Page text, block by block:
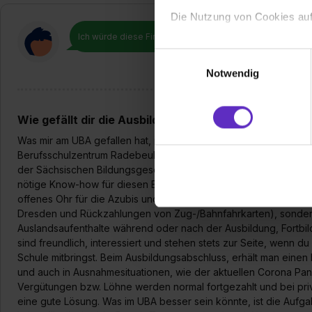
Die Nutzung von Cookies
Wir verwenden Cookies zur
Webseite getroffenen
(„Statistiken“), um
und Analysen
Partner führen diese
zu. . In diesem Fall sowie
einverstanden, dass dir
Erlaubnis hierfür kannst du
Verwendungszwecke
Einwilligung zur Platzierung
umfasst hierbei die
verfügen über kein
jederzeit mit Wirkung für die
Notwendig
Ich würde diese Firma
Wie gefällt dir die Ausbildung bei deiner Firma?
Was mir am UBA gefallen hat, ist das mir ein sehr guter Weg für
Berufsschulzentrum Radebeul wurden die theoretischen
der Sächsischen Bildungsgesellschaft (kurz: SBG Dresden),
nötige Know-how für diesen Beruf erlernt und eine gute
offenes Ohr für die Azubis und unterstützt sie nicht nur finanziell
Dresden und Rückzahlungen von Zug-/Bahnfahrkarten),
Auslandsaufenthalte während oder nach der Ausbildung,
sind freundlich, interessiert und stehen stets zur Seite, wenn
Schule mitbringst. Beim Ausbildungsabschluss, erhält man
und auch in Ausnahmesituationen, wie der aktuellen Corona
Vergütungen bzw. Löhne werden normal fortgezahlt und bei
eine gute Lösung. Was im UBA besser sein könnte, ist die